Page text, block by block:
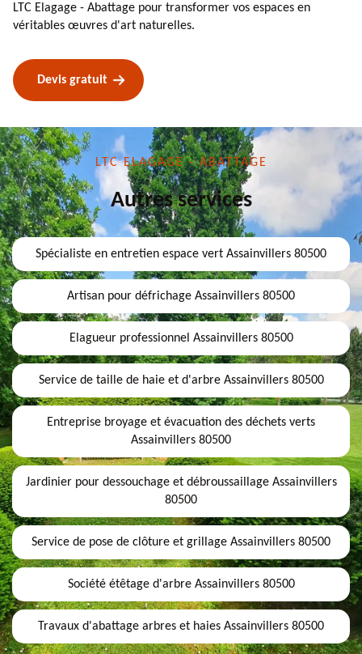
LTC Elagage - Abattage pour transformer vos espaces en
véritables œuvres d'art naturelles.
Devis gratuit
LTC ELAGAGE - ABATTAGE
Autres services
Spécialiste en entretien espace vert Assainvillers 80500
Artisan pour défrichage Assainvillers 80500
Elagueur professionnel Assainvillers 80500
Service de taille de haie et d'arbre Assainvillers 80500
Entreprise broyage et évacuation des déchets verts
Assainvillers 80500
Jardinier pour dessouchage et débroussaillage Assainvillers
80500
Service de pose de clôture et grillage Assainvillers 80500
Société étêtage d'arbre Assainvillers 80500
Travaux d'abattage arbres et haies Assainvillers 80500